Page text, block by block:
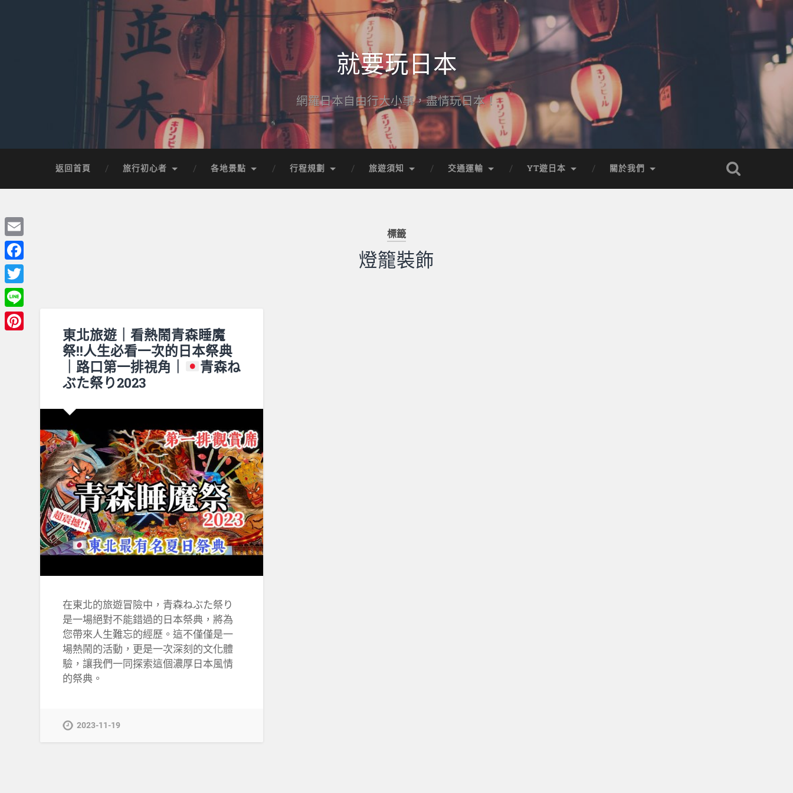
就要玩日本
網羅日本自由行大小事，盡情玩日本！
返回首頁 旅行初心者 各地景點 行程規劃 旅遊須知 交通運輸 YT遊日本 關於我們
標籤
燈籠裝飾
東北旅遊｜看熱鬧青森睡魔
祭!!人生必看一次的日本祭典
｜路口第一排視角｜
青森ね
ぶた祭り2023
在東北的旅遊冒險中，青森ねぶた祭り
是一場絕對不能錯過的日本祭典，將為
您帶來人生難忘的經歷。這不僅僅是一
場熱鬧的活動，更是一次深刻的文化體
驗，讓我們一同探索這個濃厚日本風情
的祭典。
2023-11-19
Email
Facebook
Twitter
Line